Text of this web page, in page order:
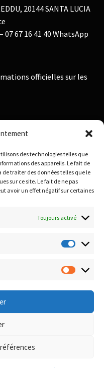
des technologies telles que
des appareils. Le fait de
traiter des données telles que le
sur ce site. Le fait de ne pas
avoir un effet négatif sur certaines
Toujours activé
20144 SANTA LUCIA
67 16 41 40 WhatsApp
officielles sur les
:
with WooCommerce